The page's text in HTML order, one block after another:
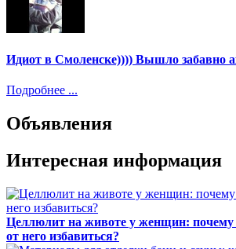
Идиот в Смоленске)))) Вышло забавно
Подробнее ...
Объявления
Интересная информация
Целлюлит на животе у женщин: почему
от него избавиться?